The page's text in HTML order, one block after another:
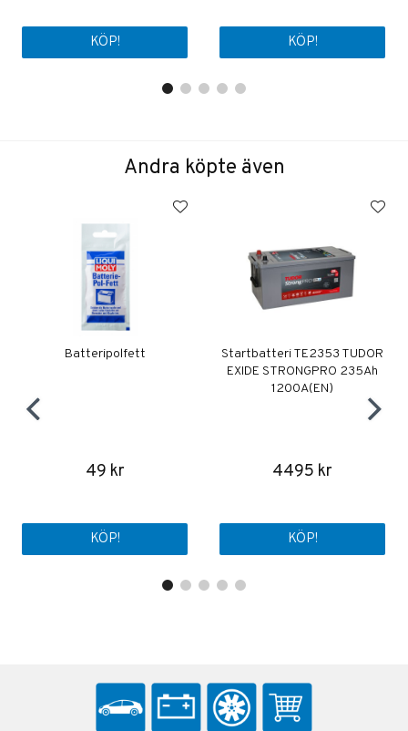
KÖP! KÖP!
Andra köpte även
Batteripolfett
49 kr
KÖP!
Startbatteri TE2353 TUDOR
EXIDE STRONGPRO 235Ah
1200A(EN)
4495 kr
KÖP!